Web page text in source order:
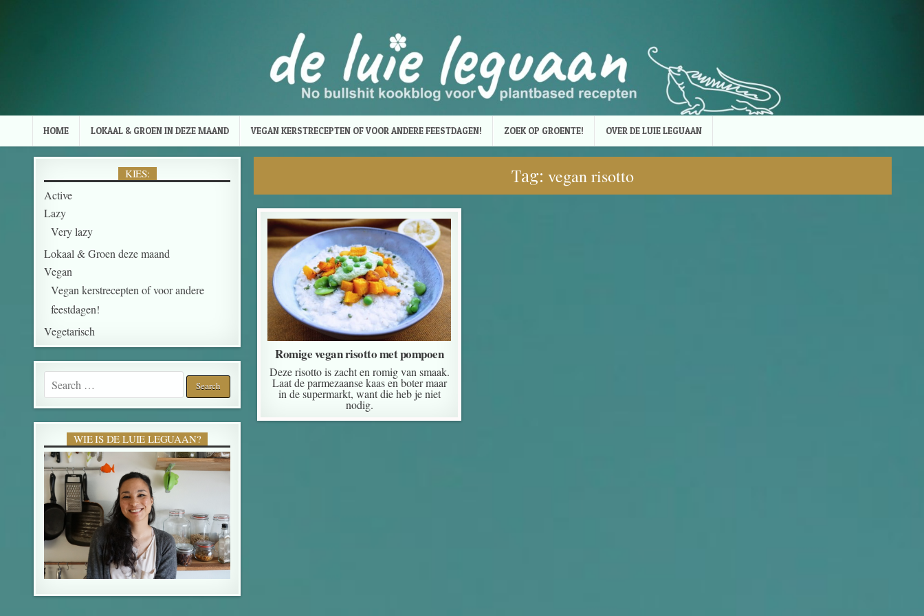
HOME LOKAAL & GROEN IN DEZE MAAND VEGAN KERSTRECEPTEN OF VOOR ANDERE FEESTDAGEN! ZOEK OP GROENTE! OVER DE LUIE LEGUAAN
Tag:vegan risotto
Romige vegan risotto met pompoen
Deze risotto is zacht en romig van smaak.
Laat de parmezaanse kaas en boter maar
in de supermarkt, want die heb je niet
nodig.
KIES:
Active
Lazy
Very lazy
Lokaal & Groen deze maand
Vegan
Vegan kerstrecepten of voor andere
feestdagen!
Vegetarisch
Search for:
WIE IS DE LUIE LEGUAAN?